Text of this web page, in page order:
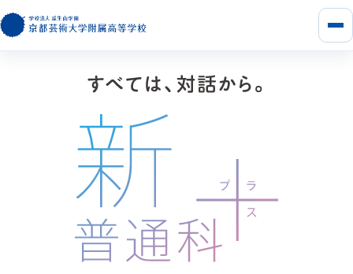
メ
ニ